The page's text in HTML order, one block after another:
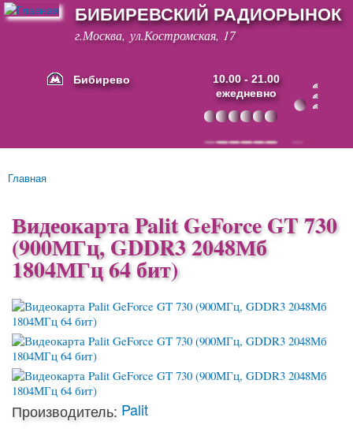
Перейти к
основному
содержанию
БИБИРЕВСКИЙ РАДИОРЫНОК
г.Москва, ул.Костромская, 17
Бибирево
10.00 - 21.00
ежедневно
Основные ссылки
Вы здесь
Главная
Видеокарта Palit GeForce GT 730
(900МГц, GDDR3 2048Мб
1804МГц 64 бит)
Производитель: Palit